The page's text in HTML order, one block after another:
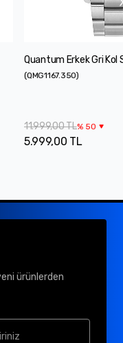
Quantum Erkek Gri Kol
(QMG1167.350)
11.999,00 TL% 50
5.999,00 TL
ürünlerden